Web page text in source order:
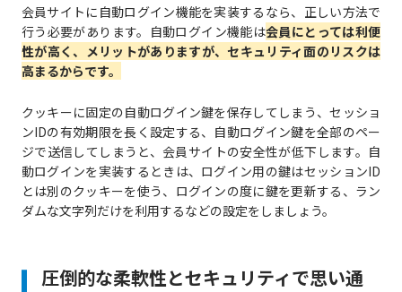
会員サイトに自動ログイン機能を実装するなら、正しい方法で
行う必要があります。自動ログイン機能は会員にとっては利便
性が高く、メリットがありますが、セキュリティ面のリスクは
高まるからです。
クッキーに固定の自動ログイン鍵を保存してしまう、セッショ
ンIDの有効期限を長く設定する、自動ログイン鍵を全部のペー
ジで送信してしまうと、会員サイトの安全性が低下します。自
動ログインを実装するときは、ログイン用の鍵はセッションID
とは別のクッキーを使う、ログインの度に鍵を更新する、ラン
ダムな文字列だけを利用するなどの設定をしましょう。
圧倒的な柔軟性とセキュリティで思い通